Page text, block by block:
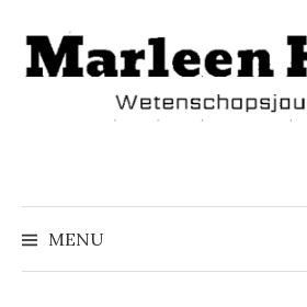
inhoud
springen
MENU